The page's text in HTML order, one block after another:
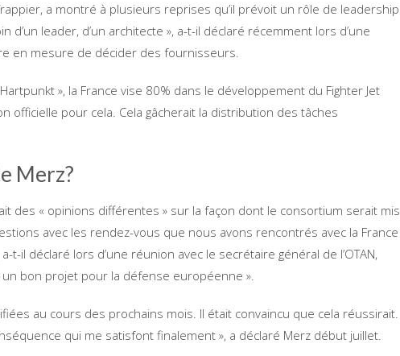
a montré à plusieurs reprises qu’il prévoit un rôle de leadership
leader, d’un architecte », a-t-il déclaré récemment lors d’une
en mesure de décider des fournisseurs.
», la France vise 80% dans le développement du Fighter Jet
officielle pour cela. Cela gâcherait la distribution des tâches
Merz?
des « opinions différentes » sur la façon dont le consortium serait mis
avec les rendez-vous que nous avons rencontrés avec la France
t-il déclaré lors d’une réunion avec le secrétaire général de l’OTAN,
bon projet pour la défense européenne ».
au cours des prochains mois. Il était convaincu que cela réussirait.
qui me satisfont finalement », a déclaré Merz début juillet.